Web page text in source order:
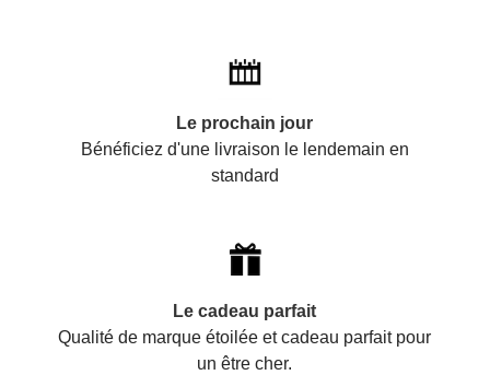
Le prochain jour
Bénéficiez d'une livraison le lendemain en
standard
Le cadeau parfait
Qualité de marque étoilée et cadeau parfait pour
un être cher.